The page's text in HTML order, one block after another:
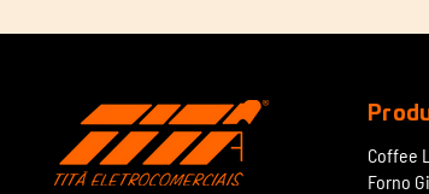
Coffee
Forno